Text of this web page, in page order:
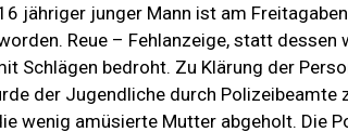
jähriger junger Mann ist am
Reue – Fehlanzeige, statt
Schlägen bedroht. Zu Klärung der
der Jugendliche durch Polizeibeamte
wenig amüsierte Mutter abgeholt. Die